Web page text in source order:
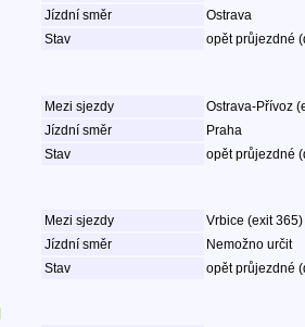
Jízdní směr
Ostrava
Stav opět průjezdné
Mezi sjezdy
Ostrava-Přívoz
Jízdní směr
Praha
Stav opět průjezdné
Mezi sjezdy
Vrbice (exit
Jízdní směr
Nemožno určit
Stav opět průjezdné